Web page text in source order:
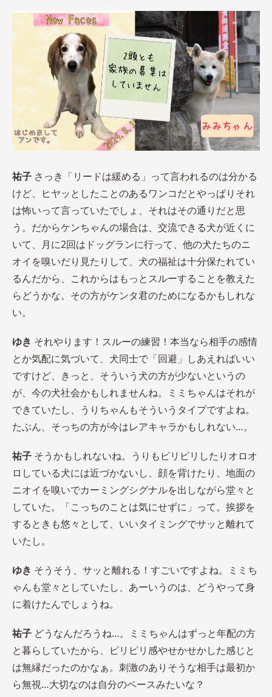
祐子 さっき「リードは緩める」って言われるのは分かる
けど、ヒヤッとしたことのあるワンコだとやっぱりそれ
は怖いって言っていたでしょ、それはその通りだと思
う。だからケンちゃんの場合は、交流できる犬が近くに
いて、月に2回はドッグランに行って、他の犬たちのニ
オイを嗅いだり見たりして、犬の福祉は十分保たれてい
るんだから、これからはもっとスルーすることを教えた
らどうかな。その方がケンタ君のためになるかもしれな
い。
ゆき それやります！スルーの練習！本当なら相手の感情
とか気配に気づいて、犬同士で「回避」しあえればいい
ですけど、きっと、そういう犬の方が少ないというの
が、今の犬社会かもしれませんね。ミミちゃんはそれが
できていたし、うりちゃんもそういうタイプですよね。
たぶん、そっちの方が今はレアキャラかもしれない…。
祐子 そうかもしれないね。うりもピリピリしたりオロオ
ロしている犬には近づかないし、顔を背けたり、地面の
ニオイを嗅いでカーミングシグナルを出しながら堂々と
していた。「こっちのことは気にせずに」って。挨拶を
するときも悠々として、いいタイミングでサッと離れて
いたし。
ゆき そうそう、サッと離れる！すごいですよね。ミミち
ゃんも堂々としていたし、あーいうのは、どうやって身
に着けたんでしょうね。
祐子 どうなんだろうね…。ミミちゃんはずっと年配の方
と暮らしていたから、ピリピリ感やせかせかした感じと
は無縁だったのかなぁ。刺激のありそうな相手は最初か
ら無視…大切なのは自分のペースみたいな？